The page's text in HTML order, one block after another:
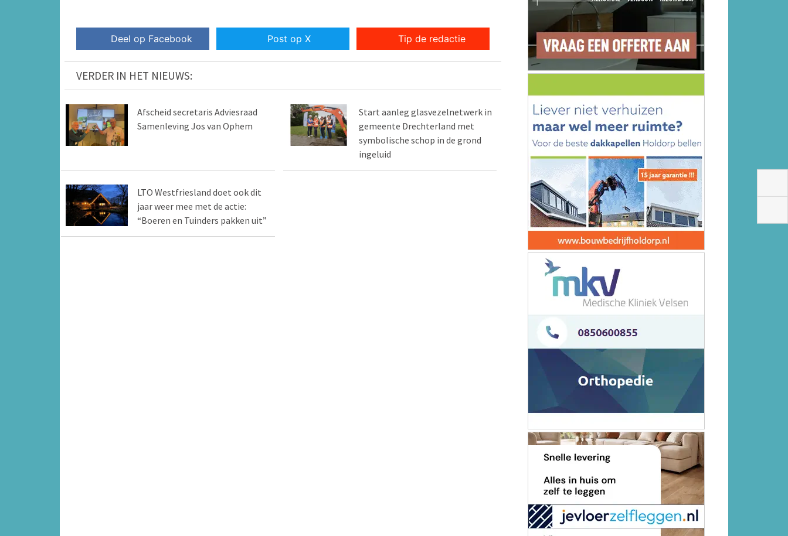
Deel op Facebook Post op X Tip de redactie
VERDER IN HET NIEUWS:
Afscheid secretaris Adviesraad
Samenleving Jos van Ophem
Start aanleg glasvezelnetwerk in
gemeente Drechterland met
symbolische schop in de grond
ingeluid
LTO Westfriesland doet ook dit
jaar weer mee met de actie:
“Boeren en Tuinders pakken uit”